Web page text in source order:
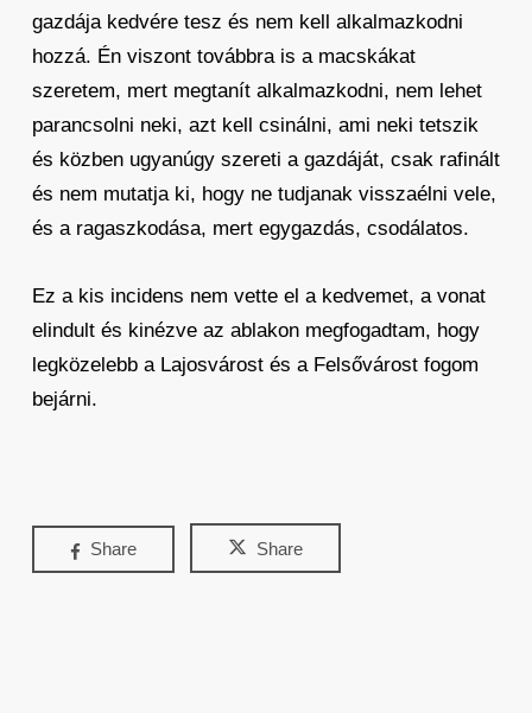
gazdája kedvére tesz és nem kell alkalmazkodni
hozzá. Én viszont továbbra is a macskákat
szeretem, mert megtanít alkalmazkodni, nem lehet
parancsolni neki, azt kell csinálni, ami neki tetszik
és közben ugyanúgy szereti a gazdáját, csak rafinált
és nem mutatja ki, hogy ne tudjanak visszaélni vele,
és a ragaszkodása, mert egygazdás, csodálatos.
Ez a kis incidens nem vette el a kedvemet, a vonat
elindult és kinézve az ablakon megfogadtam, hogy
legközelebb a Lajosvárost és a Felsővárost fogom
bejárni.
Share Share